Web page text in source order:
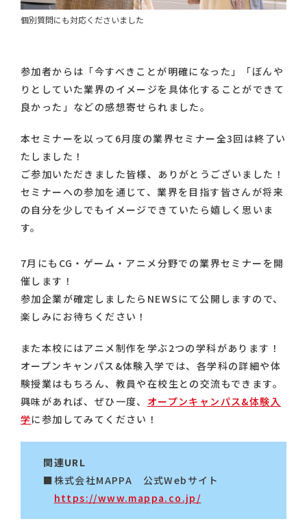
個別質問にも対応くださいました
参加者からは「今すべきことが明確になった」「ぼんや
りとしていた業界のイメージを具体化することができて
良かった」などの感想寄せられました。
本セミナーを以って6月度の業界セミナー全3回は終了い
たしました！
ご参加いただきました皆様、ありがとうございました！
セミナーへの参加を通じて、業界を目指す皆さんが将来
の自分を少しでもイメージできていたら嬉しく思いま
す。
7月にもCG・ゲーム・アニメ分野での業界セミナーを開
催します！
参加企業が確定しましたらNEWSにて公開しますので、
楽しみにお待ちください！
また本校にはアニメ制作を学ぶ2つの学科があります！
オープンキャンパス&体験入学では、各学科の詳細や体
験授業はもちろん、教員や在校生との交流もできます。
興味があれば、ぜひ一度、 オープンキャンパス&体験入
学に参加してみてください！
関連URL
■株式会社MAPPA 公式Webサイト
https://www.mappa.co.jp/